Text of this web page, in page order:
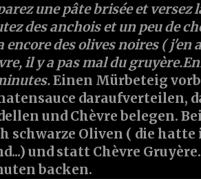
une pâte brisée et versez
des anchois et un peu de
encore des olives noires ( j'en
il y a pas mal du
Einen Mürbeteig
daraufverteilen,
und Chèvre belegen.
schwarze Oliven ( die
und statt Chèvre
backen.